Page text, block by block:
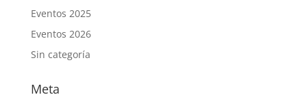
Eventos 2025
Eventos 2026
Sin categoría
Meta